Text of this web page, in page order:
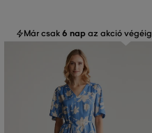
Már csak6 nap az akció végéig